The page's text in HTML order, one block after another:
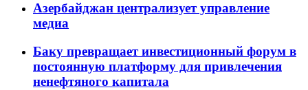
Азербайджан централизует управление
медиа
Баку превращает инвестиционный форум в
постоянную платформу для привлечения
ненефтяного капитала